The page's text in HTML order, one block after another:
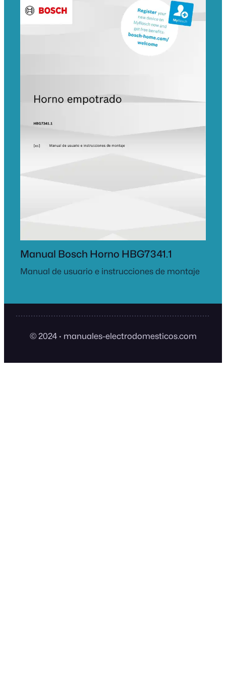
Manual Bosch Horno HBG7341.1
Manual de usuario e instrucciones de montaje
© 2024 · manuales-electrodomesticos.com